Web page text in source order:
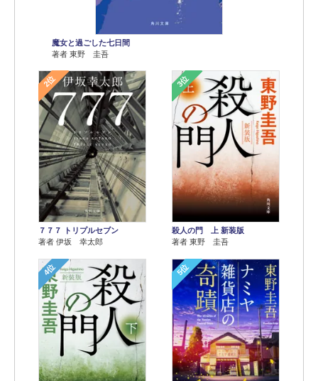
魔女と過ごした七日間
著者 東野 圭吾
2位
７７７ トリプルセブン
著者 伊坂 幸太郎
3位
殺人の門 上 新装版
著者 東野 圭吾
4位 5位